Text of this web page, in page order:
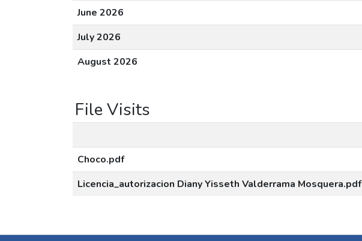
June 2026
July 2026
August 2026
File Visits
Choco.pdf
Licencia_autorizacion Diany Yisseth Valderrama Mosquera.pdf